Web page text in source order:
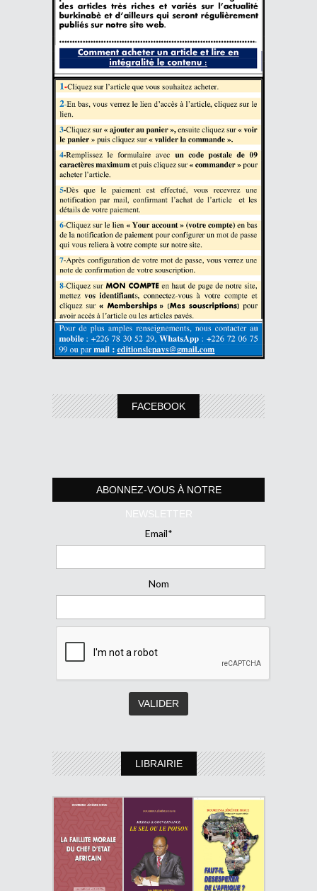
FACEBOOK
ABONNEZ-VOUS À NOTRE
NEWSLETTER
Email*
Nom
LIBRAIRIE